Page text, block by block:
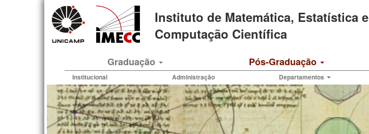
Instituto de Matemática, Estatística e
Computação Científica
Graduação Pós-Graduação
Institucional Administração Departamentos